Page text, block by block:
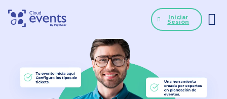
Iniciar
Sesión